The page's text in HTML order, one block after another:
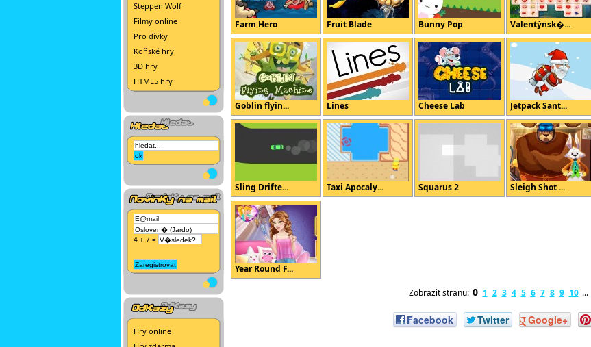
Steppen Wolf
Filmy online
Pro dívky
Koňské hry
3D hry
HTML5 hry
4 + 7 =
Hry online
Farm Hero Fruit Blade Bunny Pop Valentýnsk�...
Goblin flyin... Lines Cheese Lab Jetpack Sant...
Sling Drifte... Taxi Apocaly... Squarus 2 Sleigh Shot ...
Year Round F...
Zobrazit stranu: 0 1 2 3 4 5 6 7 8 9 10 ...
Facebook Twitter Google+